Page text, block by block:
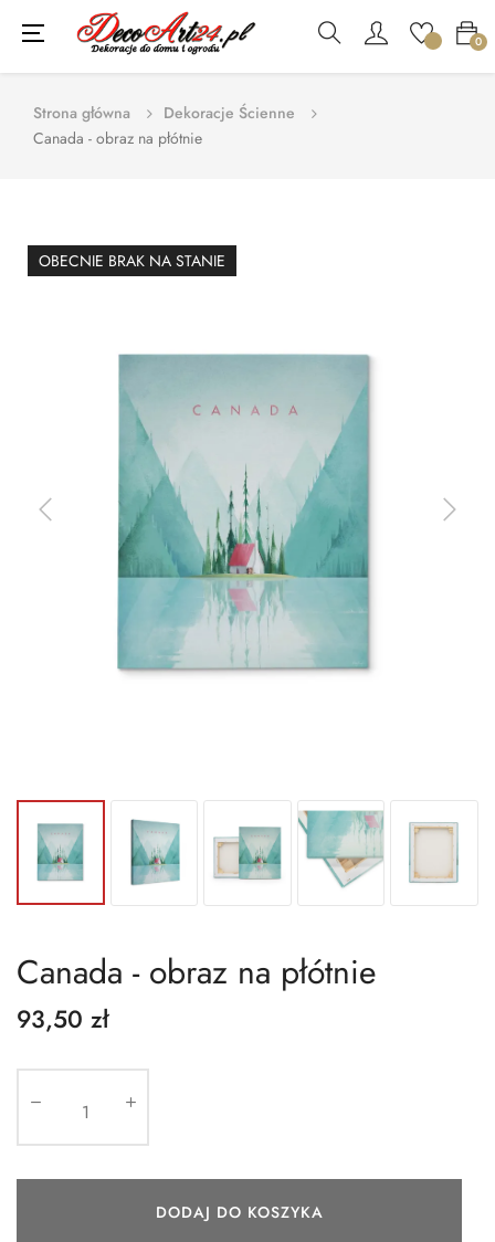
0
Toggle
navigation
☰
Strona główna
Dekoracje Ścienne
Canada - obraz na płótnie
OBECNIE BRAK NA STANIE
Canada - obraz na płótnie
93,50 zł
DODAJ DO KOSZYKA